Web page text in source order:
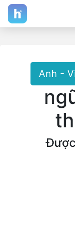
Anh -